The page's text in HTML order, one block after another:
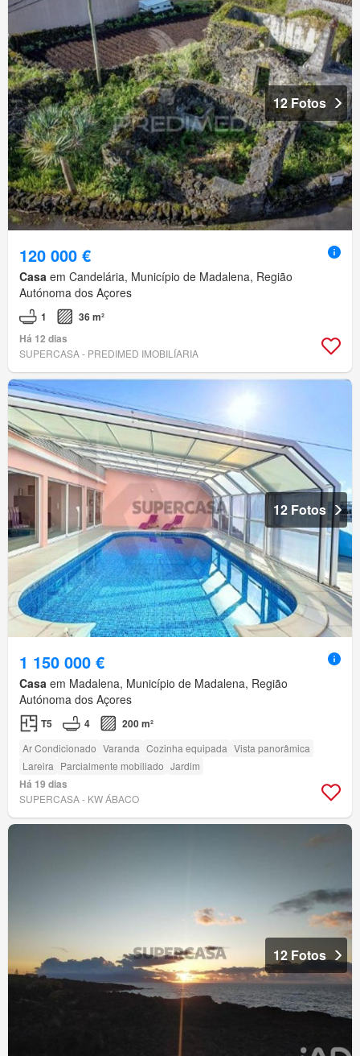
12 Fotos
120 000 €
Casa em Candelária, Município de Madalena, Região
Autónoma dos Açores
1
36 m²
Há 12 dias
SUPERCASA - PREDIMED IMOBILÍARIA
12 Fotos
1 150 000 €
Casa em Madalena, Município de Madalena, Região
Autónoma dos Açores
T5 4 200 m²
Ar Condicionado Varanda Cozinha equipada Vista panorâmica
Lareira Parcialmente mobiliado Jardim
Há 19 dias
SUPERCASA - KW ÁBACO
12 Fotos